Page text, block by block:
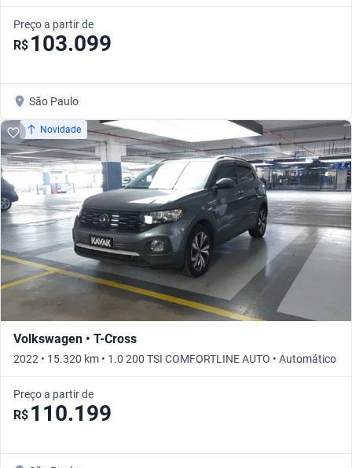
Preço a partir de
R$ 103.099
São Paulo
Novidade
Volkswagen • T-Cross
2022 • 15.320 km • 1.0 200 TSI COMFORTLINE AUTO • Automático
Preço a partir de
R$ 110.199